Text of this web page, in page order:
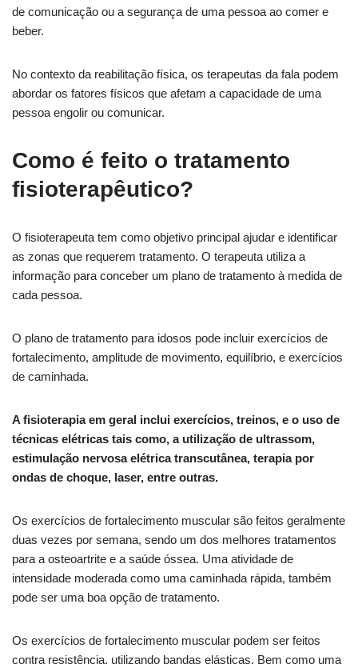
de comunicação ou a segurança de uma pessoa ao comer e
beber.
No contexto da reabilitação física, os terapeutas da fala podem
abordar os fatores físicos que afetam a capacidade de uma
pessoa engolir ou comunicar.
Como é feito o tratamento
fisioterapêutico?
O fisioterapeuta tem como objetivo principal ajudar e identificar
as zonas que requerem tratamento. O terapeuta utiliza a
informação para conceber um plano de tratamento à medida de
cada pessoa.
O plano de tratamento para idosos pode incluir exercícios de
fortalecimento, amplitude de movimento, equilíbrio, e exercícios
de caminhada.
A fisioterapia em geral inclui exercícios, treinos, e o uso de
técnicas elétricas tais como, a utilização de ultrassom,
estimulação nervosa elétrica transcutânea, terapia por
ondas de choque, laser, entre outras.
Os exercícios de fortalecimento muscular são feitos geralmente
duas vezes por semana, sendo um dos melhores tratamentos
para a osteoartrite e a saúde óssea. Uma atividade de
intensidade moderada como uma caminhada rápida, também
pode ser uma boa opção de tratamento.
Os exercícios de fortalecimento muscular podem ser feitos
contra resistência, utilizando bandas elásticas. Bem como uma